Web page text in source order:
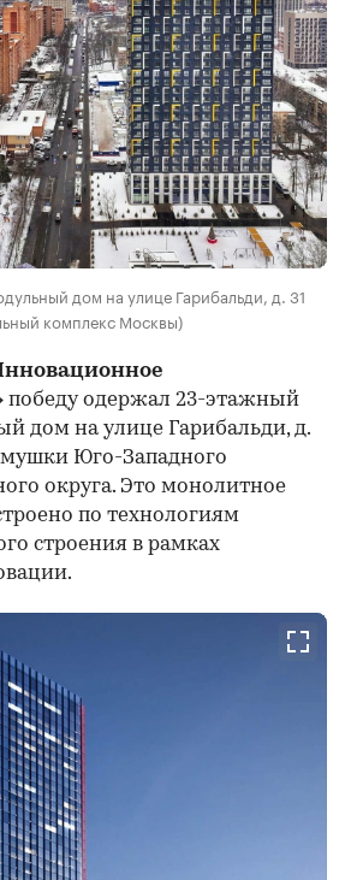
дом на улице Гарибальди, д. 31
комплекс Москвы)
победу одержал 23-этажный
дом на улице Гарибальди, д.
Юго-Западного
округа. Это монолитное
по технологиям
строения в рамках